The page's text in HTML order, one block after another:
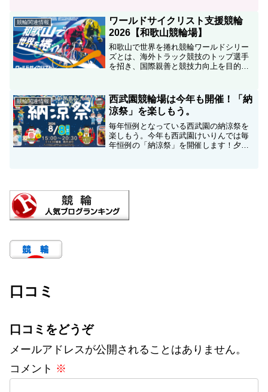
【全日】・女子オールスタードリームア
イスSEVENドリーム...
競輪関連情報
ワールドサイクリスト支援競輪
2026【和歌山競輪場】
和歌山で世界を捲れ競輪ワールドシリー
ズとは、海外トラック競技のトップ選手
を招き、国際親善と競技力向上を目的に
まり、2009年からは「短期登録制度」と
して継続されてき...
競輪関連情報
西武園競輪場は今年も開催！「納
涼祭」を楽しもう。
毎年恒例となっている西武園の納涼祭を
楽しもう。今年も西武園けいりんでは毎
年恒例の「納涼祭」を開催します！夕涼
口コミ
口コミをどうぞ
メールアドレスが公開されることはありません。
コメント ※